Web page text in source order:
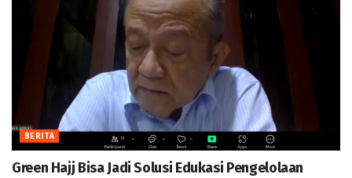
BERITA
Green Hajj Bisa Jadi Solusi Edukasi Pengelolaan